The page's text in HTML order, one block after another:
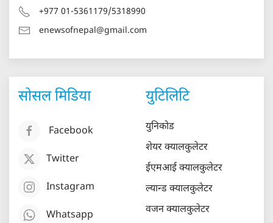
+977 01-5361179/5318990
enewsofnepal@gmail.com
सोसल मिडिया
Facebook
Twitter
Instagram
Whatsapp
युटिलिटि
युनिकोड
शेयर क्यालकुलेटर
ईएमआई क्यालकुलेटर
ल्यान्ड क्यालकुलेटर
वजन क्यालकुलेटर